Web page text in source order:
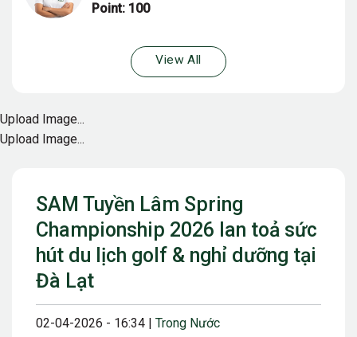
SAM Tuyền Lâm Spring
Championship 2026 lan toả sức
hút du lịch golf & nghỉ dưỡng tại
Đà Lạt
02-04-2026 - 16:34 | Trong Nước
Point: 100
View All
Upload Image...
Upload Image...